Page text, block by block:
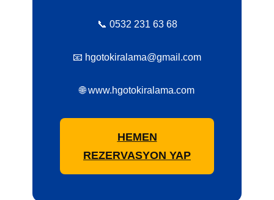
📞 0532 231 63 68
📧 hgotokiralama@gmail.com
🌐 www.hgotokiralama.com
HEMEN
REZERVASYON YAP